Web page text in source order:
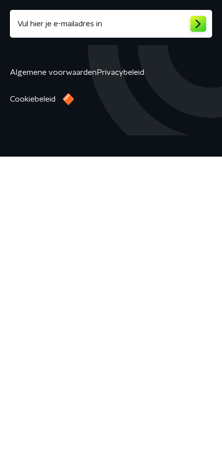
Algemene voorwaarden Privacybeleid
Cookiebeleid